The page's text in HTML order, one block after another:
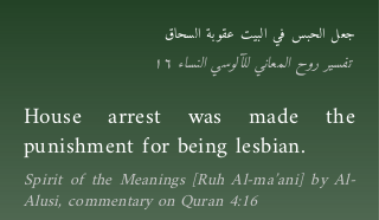
جعل الحبس في البيت عقوبة السحاق
تفسير روح المعاني للآلوسي النساء ١٦
House arrest was made the
punishment for being lesbian.
Spirit of the Meanings [Ruh Al-ma’ani] by Al-
Alusi, commentary on Quran 4:16